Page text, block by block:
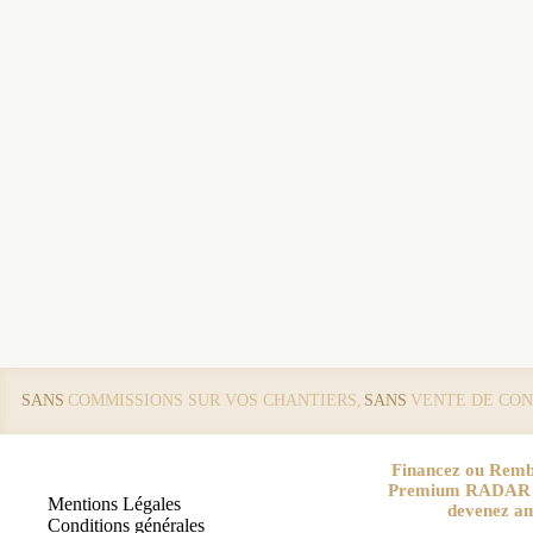
SANS COMMISSIONS SUR VOS CHANTIERS, SANS VENTE DE
Mentions Légales
Conditions générales
Financez ou
Premium
devenez